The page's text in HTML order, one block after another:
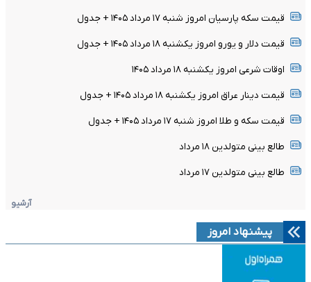
قیمت سکه پارسیان امروز شنبه ۱۷ مرداد ۱۴۰۵ + جدول
قیمت دلار و یورو امروز یکشنبه ۱۸ مرداد ۱۴۰۵ + جدول
اوقات شرعی امروز یکشنبه ۱۸ مرداد ۱۴۰۵
قیمت دینار عراق امروز یکشنبه ۱۸ مرداد ۱۴۰۵ + جدول
قیمت سکه و طلا امروز شنبه ۱۷ مرداد ۱۴۰۵ + جدول
طالع بینی متولدین ۱۸ مرداد
طالع بینی متولدین ۱۷ مرداد
آرشیو
پیشنهاد امروز